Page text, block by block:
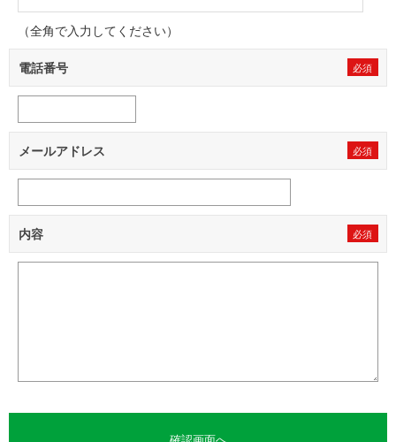
（全角で入力してください）
電話番号
メールアドレス
内容